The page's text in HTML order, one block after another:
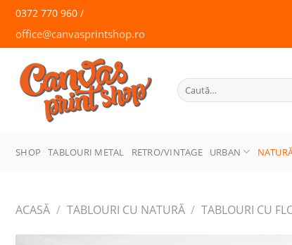
Skip
content
0372 770 960 /
office@canvasprintshop.ro
CANVAS
PRINT SHOP
Caută
după:
SHOP TABLOURI METAL RETRO/VINTAGE URBAN
ACASĂ / TABLOURI CU NATURĂ / TABLOURI CU